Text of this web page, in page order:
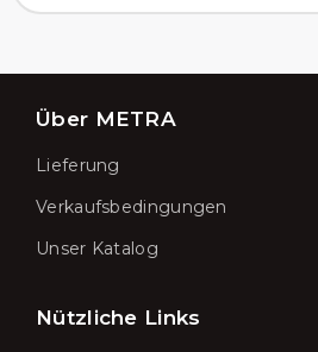
Über METRA
Lieferung
Verkaufsbedingungen
Unser Katalog
Nützliche Links